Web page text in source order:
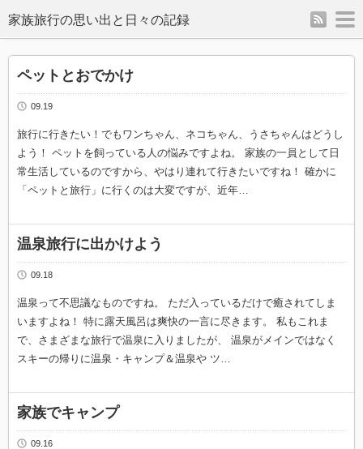
家族旅行の思い出と日々の記録 rss
ペットとおでかけ
09.19
旅行に行きたい！でもワンちゃん、ネコちゃん、うさちゃんはどうし
よう！ ペットを飼っている人の悩みですよね。 家族の一員として日
常生活しているのですから、やはり連れて行きたいですね！ 確かに
「ペットと旅行」に行くのは大変ですが、近年…
温泉旅行に出かけよう
09.18
温泉って不思議なものですね。 ただ入っているだけで癒されてしま
いますよね！ 特に露天風呂は爽快の一言に尽きます。 私もこれま
で、さまざまな旅行で温泉に入りましたが、 温泉がメインではなく
スキーの帰りに温泉・キャンプ＆温泉や ツ…
家族でキャンプ
09.16